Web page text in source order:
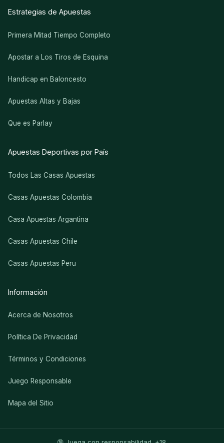
Estrategias de Apuestas
Primera Mitad Tiempo Completo
Apostar a Los Tiros de Esquina
Handicap en Baloncesto
Apuestas Altas y Bajas
Que es Parlay
Apuestas Deportivas por País
Todos Las Casas Apuestas
Casas Apuestas Colombia
Casa Apuestas Argantina
Casas Apuestas Chile
Casas Apuestas Peru
Información
Acerca de Nosotros
Política De Privacidad
Términos y Condiciones
Juego Responsable
Mapa del Sitio